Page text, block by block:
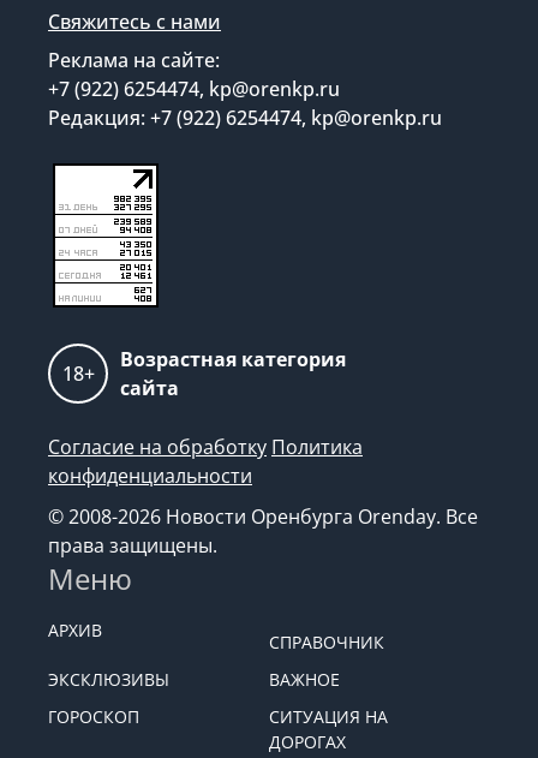
Свяжитесь с нами
Реклама на сайте:
+7 (922) 6254474, kp@orenkp.ru
Редакция: +7 (922) 6254474, kp@orenkp.ru
18+
Возрастная категория
сайта
Согласие на обработку Политика
конфиденциальности
© 2008-2026 Новости Оренбурга Orenday. Все
права защищены.
Меню
АРХИВ
СПРАВОЧНИК
ЭКСКЛЮЗИВЫ
ВАЖНОЕ
ГОРОСКОП
СИТУАЦИЯ НА
ДОРОГАХ